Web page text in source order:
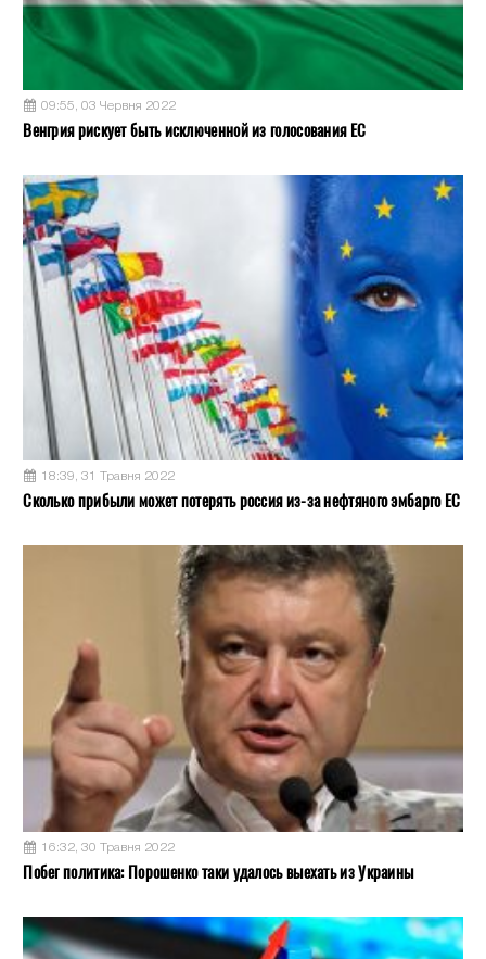
09:55, 03 Червня 2022
Венгрия рискует быть исключенной из голосования ЕС
18:39, 31 Травня 2022
Сколько прибыли может потерять россия из-за нефтяного эмбарго ЕС
16:32, 30 Травня 2022
Побег политика: Порошенко таки удалось выехать из Украины